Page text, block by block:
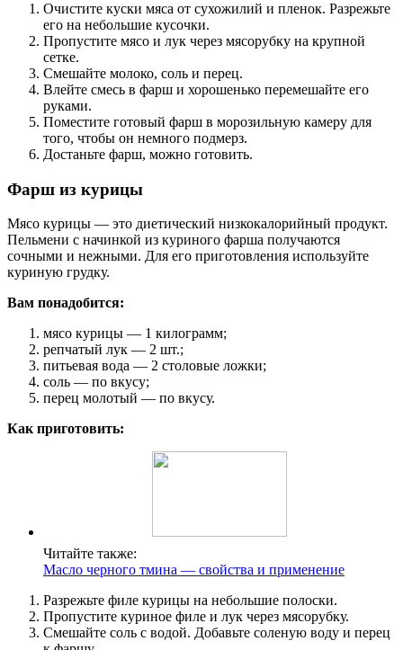
Очистите куски мяса от сухожилий и пленок. Разрежьте
его на небольшие кусочки.
Пропустите мясо и лук через мясорубку на крупной
сетке.
Смешайте молоко, соль и перец.
Влейте смесь в фарш и хорошенько перемешайте его
руками.
Поместите готовый фарш в морозильную камеру для
того, чтобы он немного подмерз.
Достаньте фарш, можно готовить.
Фарш из курицы
Мясо курицы — это диетический низкокалорийный продукт.
Пельмени с начинкой из куриного фарша получаются
сочными и нежными. Для его приготовления используйте
куриную грудку.
Вам понадобится:
мясо курицы — 1 килограмм;
репчатый лук — 2 шт.;
питьевая вода — 2 столовые ложки;
соль — по вкусу;
перец молотый — по вкусу.
Как приготовить:
Читайте также:
Масло черного тмина — свойства и применение
Разрежьте филе курицы на небольшие полоски.
Пропустите куриное филе и лук через мясорубку.
Смешайте соль с водой. Добавьте соленую воду и перец